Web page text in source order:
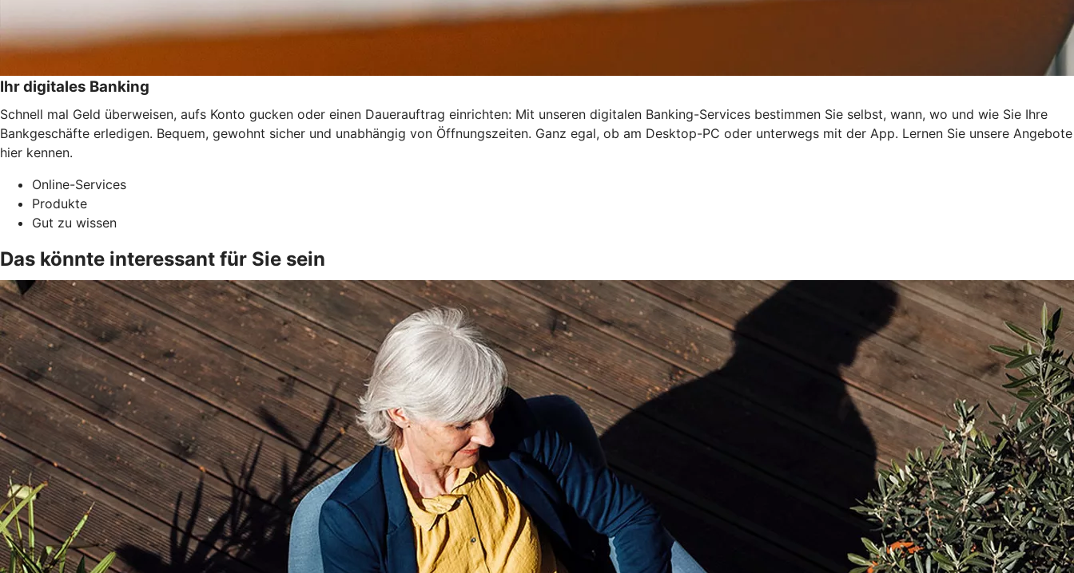
Ihr digitales Banking
Schnell mal Geld überweisen, aufs Konto gucken oder einen Dauerauftrag einrichten: Mit unseren digitalen Banking-Services bestimmen Sie selbst, wann, wo und wie Sie Ihre
Bankgeschäfte erledigen. Bequem, gewohnt sicher und unabhängig von Öffnungszeiten. Ganz egal, ob am Desktop-PC oder unterwegs mit der App. Lernen Sie unsere Angebote
hier kennen.
Online-Services
Produkte
Gut zu wissen
Das könnte interessant für Sie sein